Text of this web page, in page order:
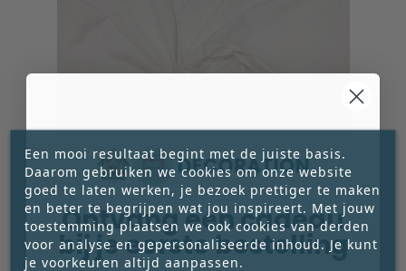
GORDIJNVOERING SATIJN FLOCKED OFF
WHITE BREEDTE 137 CM
Een mooi resultaat begint met de juiste basis.
Daarom gebruiken we cookies om onze website
goed te laten werken, je bezoek prettiger te maken
en beter te begrijpen wat jou inspireert. Met jouw
toestemming plaatsen we ook cookies van derden
voor analyse en gepersonaliseerde inhoud. Je kunt
je voorkeuren altijd aanpassen.
Ontvang een cadeau
bij je eerste bestelling